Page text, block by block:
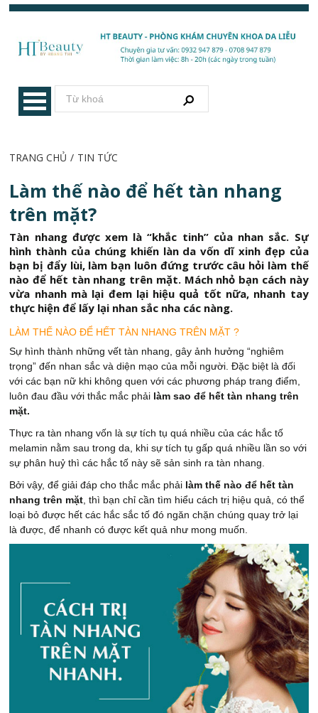
TRANG CHỦ / TIN TỨC
Làm thế nào để hết tàn nhang
trên mặt?
Tàn nhang được xem là “khắc tinh” của nhan sắc. Sự
hình thành của chúng khiến làn da vốn dĩ xinh đẹp của
bạn bị đẩy lùi, làm bạn luôn đứng trước câu hỏi làm thế
nào để hết tàn nhang trên mặt. Mách nhỏ bạn cách này
vừa nhanh mà lại đem lại hiệu quả tốt nữa, nhanh tay
thực hiện để lấy lại nhan sắc nha các nàng.
LÀM THẾ NÀO ĐỂ HẾT TÀN NHANG TRÊN MẶT ?
Sự hình thành những vết tàn nhang, gây ảnh hưởng “nghiêm
trọng” đến nhan sắc và diện mạo của mỗi người. Đặc biệt là đối
với các bạn nữ khi không quen với các phương pháp trang điểm,
luôn đau đầu với thắc mắc phải làm sao để hết tàn nhang trên
mặt.
Thực ra tàn nhang vốn là sự tích tụ quá nhiều của các hắc tố
melamin nằm sau trong da, khi sự tích tụ gấp quá nhiều lần so với
sự phân huỷ thì các hắc tố này sẽ sản sinh ra tàn nhang.
Bởi vậy, để giải đáp cho thắc mắc phải làm thế nào để hết tàn
nhang trên mặt , thì bạn chỉ cần tìm hiểu cách trị hiệu quả, có thể
loại bỏ được hết các hắc sắc tố đó ngăn chặn chúng quay trở lại
là được, để nhanh có được kết quả như mong muốn.